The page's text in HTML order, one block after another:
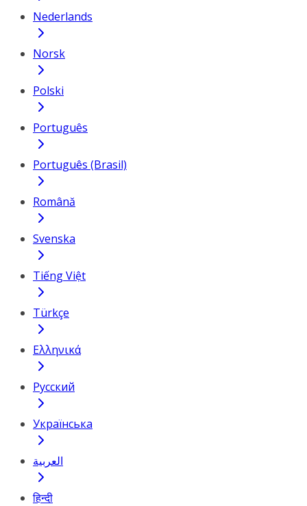
Nederlands
Norsk
Polski
Português
Português (Brasil)
Română
Svenska
Tiếng Việt
Türkçe
Ελληνικά
Русский
Українська
العربية
हिन्दी